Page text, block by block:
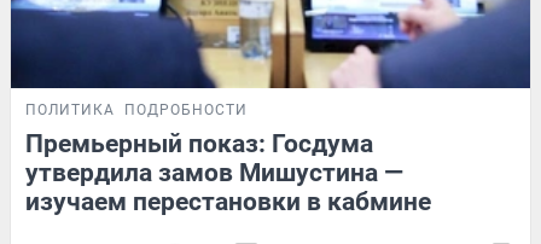
ПОЛИТИКА ПОДРОБНОСТИ
Премьерный показ: Госдума
утвердила замов Мишустина —
изучаем перестановки в кабмине